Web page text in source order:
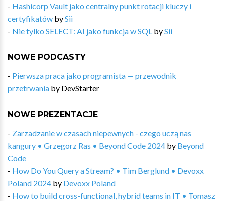
- Hashicorp Vault jako centralny punkt rotacji kluczy i
certyfikatów bySii
- Nie tylko SELECT: AI jako funkcja w SQL bySii
NOWE PODCASTY
- Pierwsza praca jako programista — przewodnik
przetrwania by DevStarter
NOWE PREZENTACJE
- Zarzadzanie w czasach niepewnych - czego uczą nas
kangury • Grzegorz Ras • Beyond Code 2024 by Beyond
Code
- How Do You Query a Stream? • Tim Berglund • Devoxx
Poland 2024 by Devoxx Poland
- How to build cross-functional, hybrid teams in IT • Tomasz